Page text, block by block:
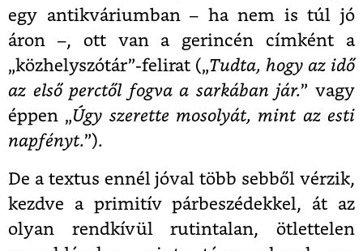
egy antikváriumban – ha nem is túl jó
áron –, ott van a gerincén címként a
„közhelyszótár”-felirat („Tudta, hogy az idő
az első perctől fogva a sarkában jár.” vagy
éppen „Úgy szerette mosolyát, mint az esti
napfényt.”).
De a textus ennél jóval több sebből vérzik,
kezdve a primitív párbeszédekkel, át az
olyan rendkívül rutintalan, ötlettelen